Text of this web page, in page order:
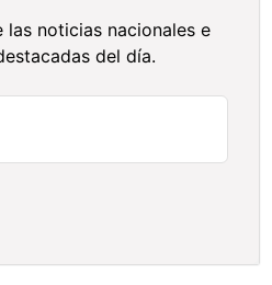
las noticias nacionales e
del día.